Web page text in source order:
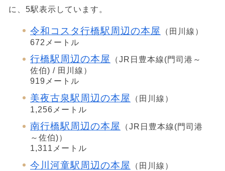
に、5駅表示しています。
令和コスタ行橋駅周辺の本屋
（田川線）
672メートル
行橋駅周辺の本屋
（JR日豊本線(門司港～
佐伯) / 田川線）
919メートル
美夜古泉駅周辺の本屋
（田川線）
1,256メートル
南行橋駅周辺の本屋
（JR日豊本線(門司港
～佐伯)）
1,311メートル
今川河童駅周辺の本屋
（田川線）